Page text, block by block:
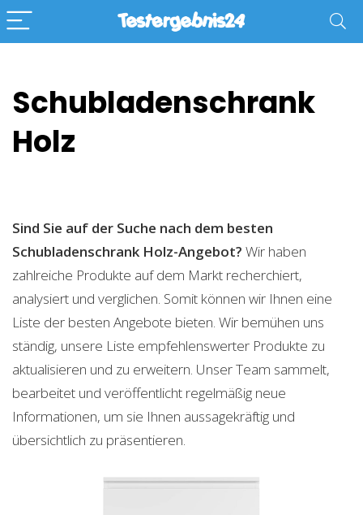
Schubladenschrank
Holz
Sind Sie auf der Suche nach dem besten
Schubladenschrank Holz-Angebot? Wir haben
zahlreiche Produkte auf dem Markt recherchiert,
analysiert und verglichen. Somit können wir Ihnen eine
Liste der besten Angebote bieten. Wir bemühen uns
ständig, unsere Liste empfehlenswerter Produkte zu
aktualisieren und zu erweitern. Unser Team sammelt,
bearbeitet und veröffentlicht regelmäßig neue
Informationen, um sie Ihnen aussagekräftig und
übersichtlich zu präsentieren.